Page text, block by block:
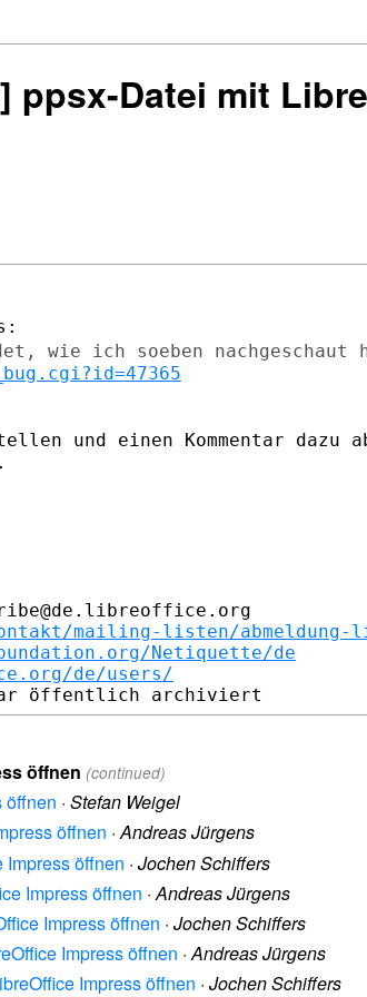
ppsx-Datei mit
wie ich soeben nachgeschaut
und einen Kommentar dazu
mailing-listen/abmeldung-
Netiquette/de
de/users/
öffnen (continued)
öffnen · Stefan Weigel
öffnen ·Andreas Jürgens
Impress öffnen · Jochen Schiffers
Impress öffnen ·Andreas Jürgens
Impress öffnen · Jochen Schiffers
Impress öffnen ·Andreas Jürgens
Impress öffnen · Jochen Schiffers